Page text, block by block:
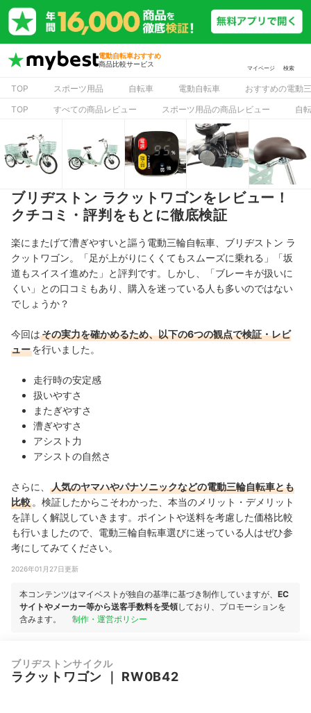
電動自転車おすすめ
商品比較サービス
マイページ 検索
TOP スポーツ用品 自転車 電動自転車
おすすめの電動
TOP
すべての商品レビュー スポーツ用品の商品レビュー 自
ブリヂストン ラクットワゴンをレビュー！
クチコミ・評判をもとに徹底検証
楽にまたげて漕ぎやすいと謳う電動三輪自転車、ブリヂストン ラ
クットワゴン。「足が上がりにくくてもスムーズに乗れる」「坂
道もスイスイ進めた」と評判です。しかし、「ブレーキが扱いに
くい」との口コミもあり、購入を迷っている人も多いのではない
でしょうか？
今回はその実力を確かめるため、以下の6つの観点で検証・レビ
ューを行いました。
走行時の安定感
扱いやすさ
またぎやすさ
漕ぎやすさ
アシスト力
アシストの自然さ
さらに、
人気のヤマハやパナソニックなどの電動三輪自転車とも
比較 。検証したからこそわかった、本当のメリット・デメリット
を詳しく解説していきます。ポイントや送料を考慮した価格比較
も行いましたので、電動三輪自転車選びに迷っている人はぜひ参
考にしてみてください。
2026年01月27日更新
本コンテンツはマイベストが独自の基準に基づき制作していますが、 EC
サイトやメーカー等から送客手数料を受領しており、プロモーションを
含みます。
制作・運営ポリシー
ブリヂストンサイクル
ラクットワゴン RW0B42